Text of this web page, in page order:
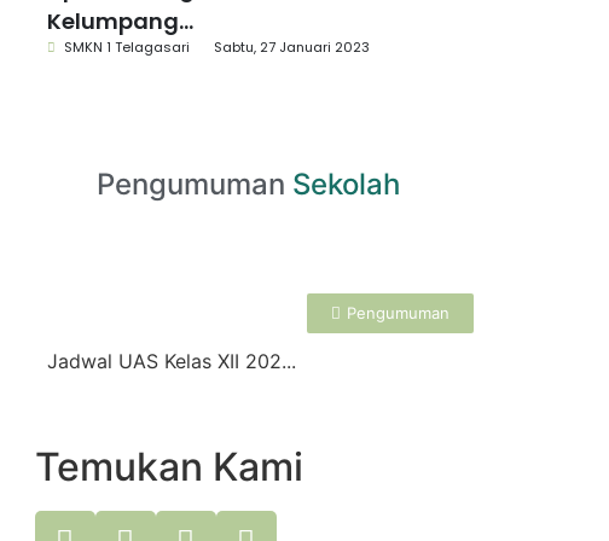
Kelumpang...
SMKN 1 Telagasari Sabtu, 27 Januari 2023
Pengumuman Sekolah
Pengumuman
Jadwal UAS Kelas XII 202...
Temukan Kami